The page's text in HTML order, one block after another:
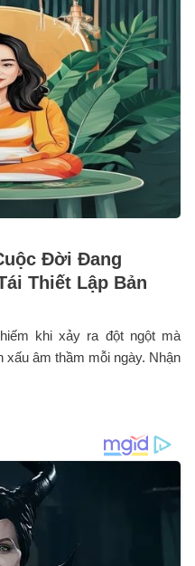
Đời Đang
Thiết Lập Bản
khi xảy ra đột ngột mà
âm thầm mỗi ngày. Nhận